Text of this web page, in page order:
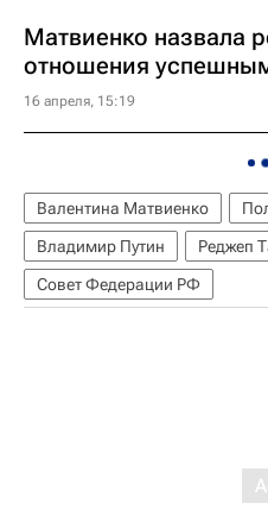
Матвиенко назвала
отношения
16 апреля, 15:19
Валентина Матвиенко
Владимир Путин
Реджеп
Совет Федерации РФ